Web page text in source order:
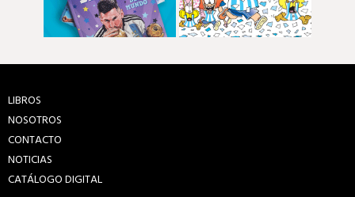
LIBROS
NOSOTROS
CONTACTO
NOTICIAS
CATÁLOGO DIGITAL